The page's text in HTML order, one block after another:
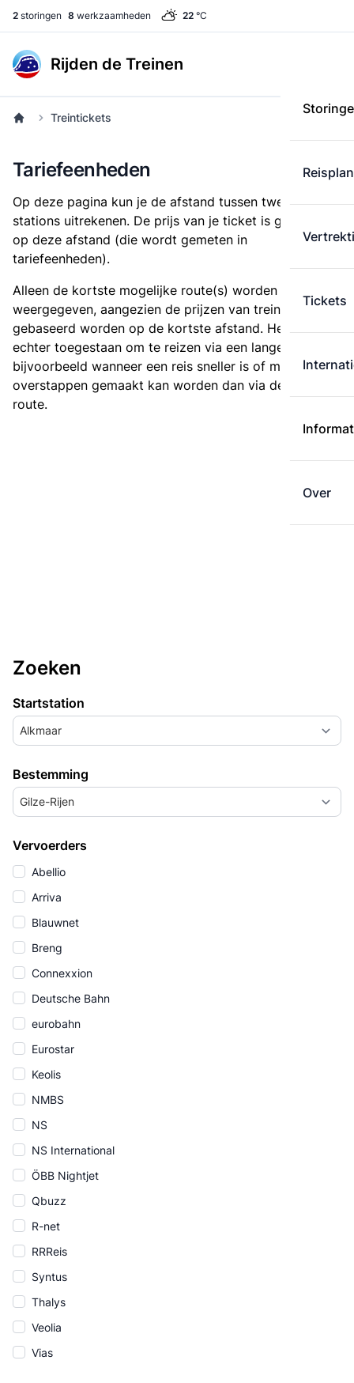
2 storingen 8 werkzaamheden 22 °C
Rijden de Treinen
Tickets
Over
Treintickets
Tariefeenheden
Op deze pagina kun je de afstand tussen twee
stations uitrekenen. De prijs van je ticket is gebaseerd
op deze afstand (die wordt gemeten in
tariefeenheden).
Alleen de kortste mogelijke route(s) worden
weergegeven, aangezien de prijzen van treintickets
gebaseerd worden op de kortste afstand. Het is
echter toegestaan om te reizen via een langere route,
bijvoorbeeld wanneer een reis sneller is of met minder
overstappen gemaakt kan worden dan via de kortste
route.
Zoeken
Startstation
Alkmaar
Bestemming
Gilze-Rijen
Vervoerders
Abellio
Arriva
Blauwnet
Breng
Connexxion
Deutsche Bahn
eurobahn
Eurostar
Keolis
NMBS
NS
NS International
ÖBB Nightjet
Qbuzz
R-net
RRReis
Syntus
Thalys
Veolia
Vias